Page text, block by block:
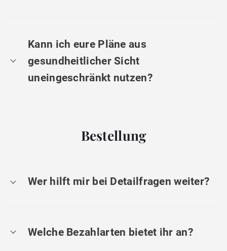
Kann ich eure Pläne aus
gesundheitlicher Sicht
uneingeschränkt nutzen?
Bestellung
Wer hilft mir bei Detailfragen weiter?
Welche Bezahlarten bietet ihr an?